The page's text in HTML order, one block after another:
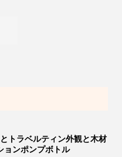
トラベルティン外観と木材
ョンポンプボトル